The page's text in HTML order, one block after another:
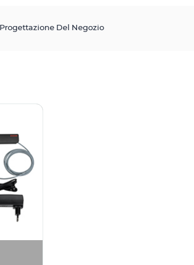
Progettazione Del Negozio